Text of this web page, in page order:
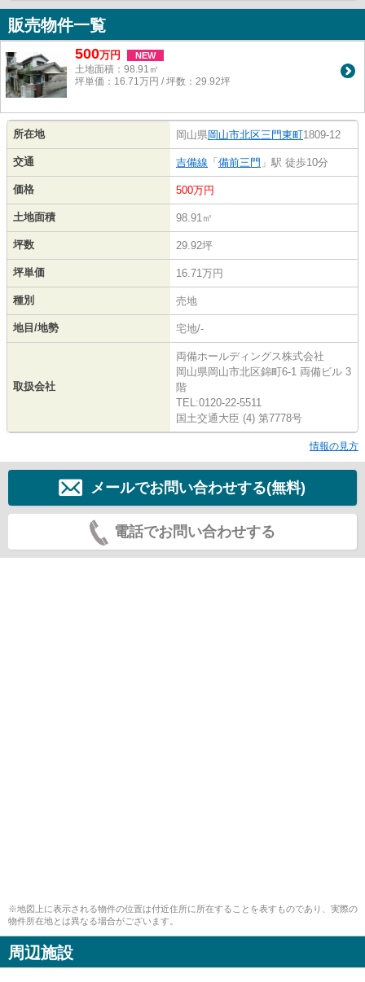
販売物件一覧
500万円 NEW
土地面積：98.91㎡
坪単価：16.71万円 / 坪数：29.92坪
所在地 岡山県岡山市北区三門東町1809-12
交通 吉備線 「備前三門 」駅 徒歩10分
価格 500万円
土地面積 98.91㎡
坪数 29.92坪
坪単価 16.71万円
種別 売地
地目/地勢 宅地/-
取扱会社
両備ホールディングス株式会社
岡山県岡山市北区錦町6-1 両備ビル 3
階
TEL:0120-22-5511
国土交通大臣 (4) 第7778号
情報の見方
メールでお問い合わせする(無料)
電話でお問い合わせする
※地図上に表示される物件の位置は付近住所に所在することを表すものであり、実際の
物件所在地とは異なる場合がございます。
周辺施設